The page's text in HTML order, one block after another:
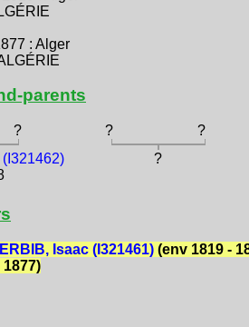
: Alger
parents
? ?
?
?
Isaac (I321461)(env 1819 -
1877)